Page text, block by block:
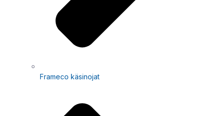
Frameco käsinojat